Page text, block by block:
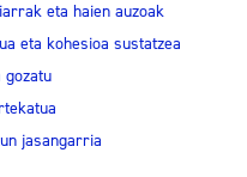
eta haien auzoak
eta kohesioa sustatzea
gozatu
jasangarria